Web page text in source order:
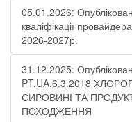
05.01.2026:
кваліфікації
2026-2027р.
31.12.2025:
PT.UA.6.3.2018
СИРОВИНІ ТА
ПОХОДЖЕННЯ​